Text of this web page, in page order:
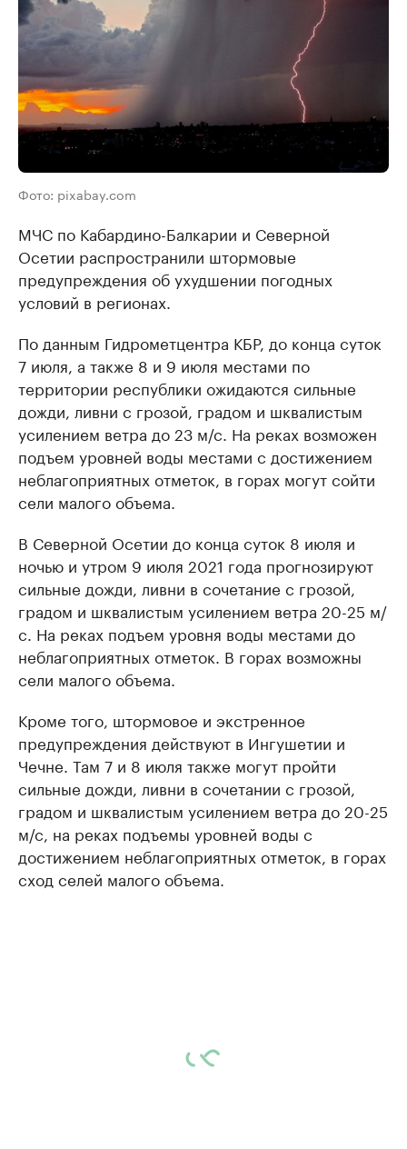
Фото: pixabay.com
МЧС по Кабардино-Балкарии и Северной
Осетии распространили штормовые
предупреждения об ухудшении погодных
условий в регионах.
По данным Гидрометцентра КБР, до конца суток
7 июля, а также 8 и 9 июля местами по
территории республики ожидаются сильные
дожди, ливни с грозой, градом и шквалистым
усилением ветра до 23 м/с. На реках возможен
подъем уровней воды местами с достижением
неблагоприятных отметок, в горах могут сойти
сели малого объема.
В Северной Осетии до конца суток 8 июля и
ночью и утром 9 июля 2021 года прогнозируют
сильные дожди, ливни в сочетание с грозой,
градом и шквалистым усилением ветра 20-25 м/
с. На реках подъем уровня воды местами до
неблагоприятных отметок. В горах возможны
сели малого объема.
Кроме того, штормовое и экстренное
предупреждения действуют в Ингушетии и
Чечне. Там 7 и 8 июля также могут пройти
сильные дожди, ливни в сочетании с грозой,
градом и шквалистым усилением ветра до 20-25
м/с, на реках подъемы уровней воды с
достижением неблагоприятных отметок, в горах
сход селей малого объема.